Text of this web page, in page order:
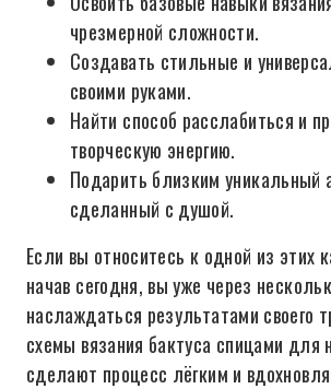
чрезмерной сложности.
Создавать стильные и
своими руками.
Найти способ расслабиться и
творческую энергию.
Подарить близким уникальный
сделанный с душой.
Если вы относитесь к одной из этих
начав сегодня, вы уже через
наслаждаться результатами своего
схемы вязания бактуса спицами для
сделают процесс лёгким и